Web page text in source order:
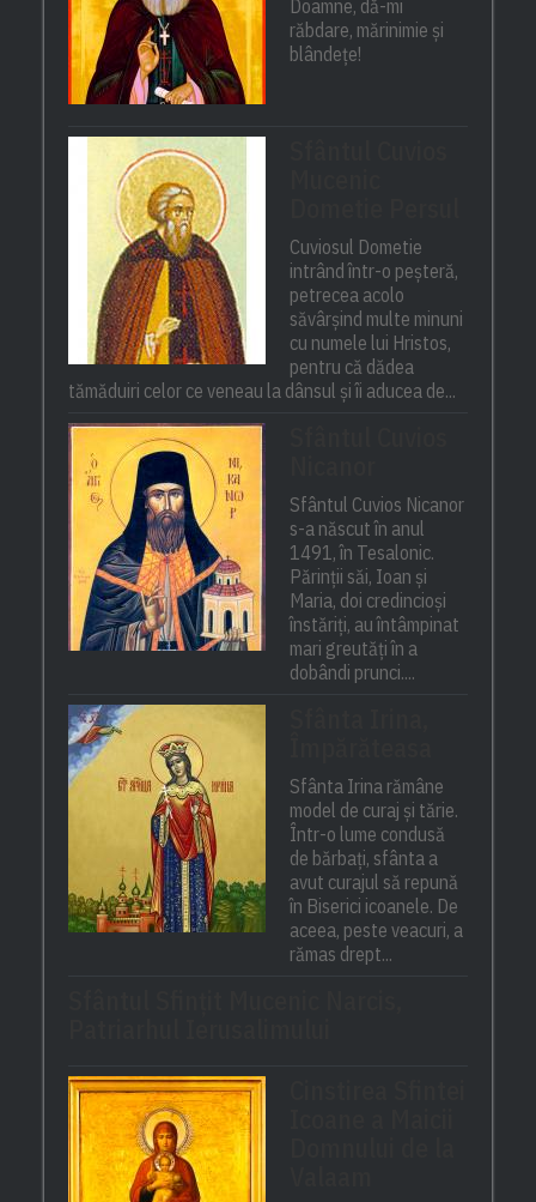
Doamne, dă-mi
răbdare, mărinimie şi
blândeţe!
Cuviosul Dometie
intrând într-o peșteră,
petrecea acolo
săvârșind multe minuni
cu numele lui Hristos,
pentru că dădea
tămăduiri celor ce veneau la dânsul și îi aducea de...
Sfântul Cuvios Nicanor
s-a născut în anul
1491, în Tesalonic.
Părinții săi, Ioan și
Maria, doi credincioși
înstăriți, au întâmpinat
mari greutăți în a
dobândi prunci....
Sfânta Irina rămâne
model de curaj și tărie.
Într-o lume condusă
de bărbați, sfânta a
avut curajul să repună
în Biserici icoanele. De
aceea, peste veacuri, a
rămas drept...